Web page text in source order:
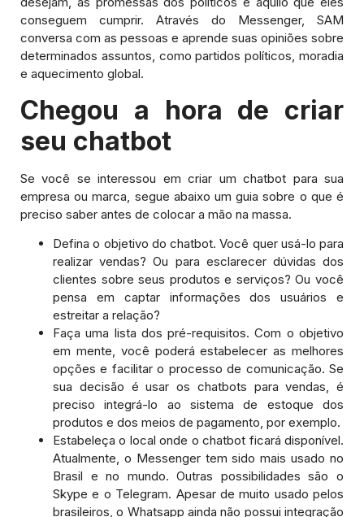
conseguem cumprir. Através do Messenger, SAM
conversa com as pessoas e aprende suas opiniões sobre
determinados assuntos, como partidos políticos, moradia
e aquecimento global.
Chegou a hora de criar
seu chatbot
Se você se interessou em criar um chatbot para sua
empresa ou marca, segue abaixo um guia sobre o que é
preciso saber antes de colocar a mão na massa.
Defina o objetivo do chatbot. Você quer usá-lo para
realizar vendas? Ou para esclarecer dúvidas dos
clientes sobre seus produtos e serviços? Ou você
pensa em captar informações dos usuários e
estreitar a relação?
Faça uma lista dos pré-requisitos. Com o objetivo
em mente, você poderá estabelecer as melhores
opções e facilitar o processo de comunicação. Se
sua decisão é usar os chatbots para vendas, é
preciso integrá-lo ao sistema de estoque dos
produtos e dos meios de pagamento, por exemplo.
Estabeleça o local onde o chatbot ficará disponível.
Atualmente, o Messenger tem sido mais usado no
Brasil e no mundo. Outras possibilidades são o
Skype e o Telegram. Apesar de muito usado pelos
brasileiros, o Whatsapp ainda não possui integração